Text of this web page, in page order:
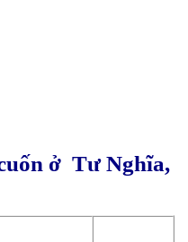
ở Tư Nghĩa,